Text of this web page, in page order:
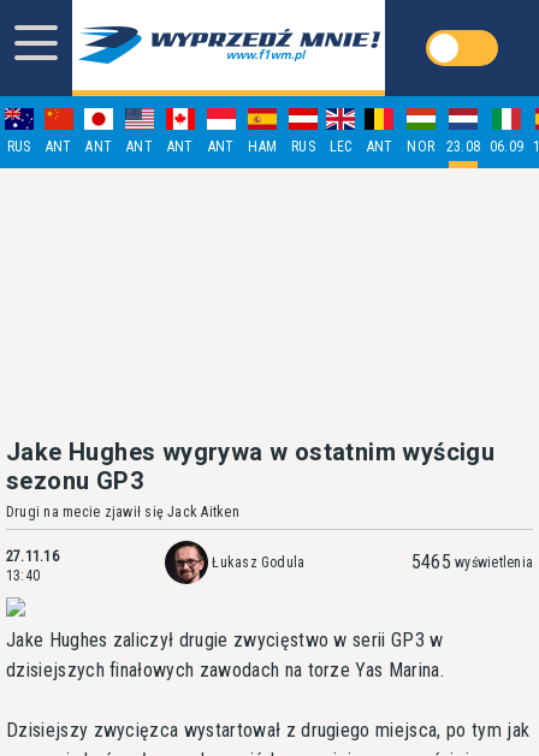
RUS ANT ANT ANT ANT ANT HAM RUS LEC ANT NOR 23.08 06.09
Jake Hughes wygrywa w ostatnim wyścigu
sezonu GP3
Drugi na mecie zjawił się Jack Aitken
27.11.16
13:40
Łukasz Godula 5465 wyświetlenia
Jake Hughes zaliczył drugie zwycięstwo w serii GP3 w
dzisiejszych finałowych zawodach na torze Yas Marina.
Dzisiejszy zwycięzca wystartował z drugiego miejsca, po tym jak